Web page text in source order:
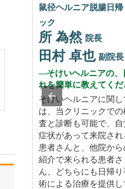
鼠径ヘルニア脱腸日
ック
所 為然 院長
田村 卓也 副院長
そけいヘルニアの、
れを簡単に教えてくだ
そけいヘルニアに関し
は、当クリニックでの
査と診断も可能で、自
症状があって来院され
患者さんと、他院から
紹介で来られる患者さ
ん、どちらにも日帰り
術による治療を提供し